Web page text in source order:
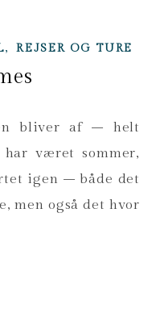
,REJSER OG TURE
været sommer,
igen – både det
men også det hvor